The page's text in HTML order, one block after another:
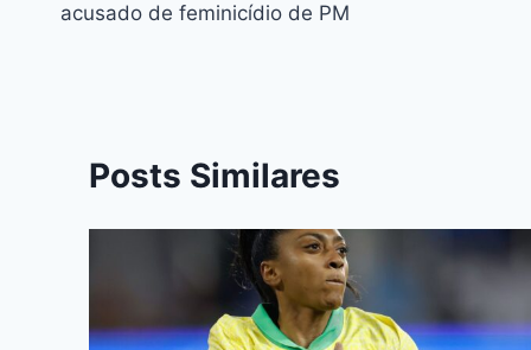
acusado de feminicídio de PM
Posts Similares